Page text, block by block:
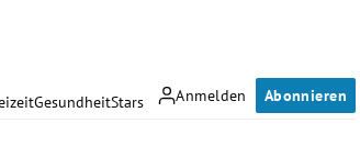
Anmelden Abonnieren
GesundheitStars